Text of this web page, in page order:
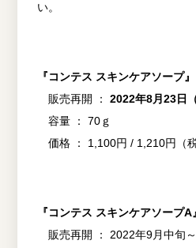
い。
『コンテス スキンケアソープ』
販売再開 ： 2022年8月23日
容量 ： 70ｇ
価格 ： 1,100円 / 1,210円（税
『コンテス スキンケアソープA』
販売再開 ： 2022年9月中